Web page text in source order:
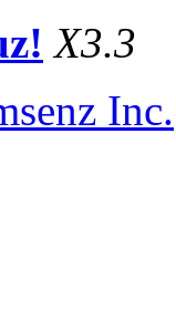
X3.3
Inc.